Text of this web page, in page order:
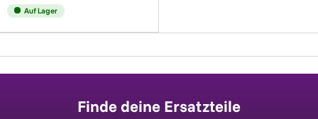
Auf Lager
Finde deine Ersatzteile